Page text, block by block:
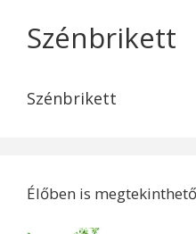
Szénbrikett
Szénbrikett
Élőben is